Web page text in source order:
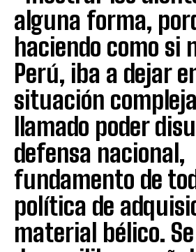
alguna forma,
haciendo como si
Perú, iba a dejar
situación
llamado poder
defensa nacional,
fundamento de
política de
material bélico.